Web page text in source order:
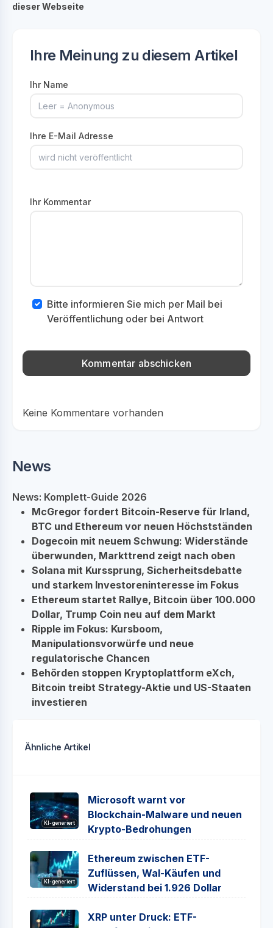
dieser Webseite
Ihre Meinung zu diesem Artikel
Ihr Name
Ihre E-Mail Adresse
Ihr Kommentar
Bitte informieren Sie mich per Mail bei
Veröffentlichung oder bei Antwort
Keine Kommentare vorhanden
News
News: Komplett-Guide 2026
McGregor fordert Bitcoin-Reserve für Irland,
BTC und Ethereum vor neuen Höchstständen
Dogecoin mit neuem Schwung: Widerstände
überwunden, Markttrend zeigt nach oben
Solana mit Kurssprung, Sicherheitsdebatte
und starkem Investoreninteresse im Fokus
Ethereum startet Rallye, Bitcoin über 100.000
Dollar, Trump Coin neu auf dem Markt
Ripple im Fokus: Kursboom,
Manipulationsvorwürfe und neue
regulatorische Chancen
Behörden stoppen Kryptoplattform eXch,
Bitcoin treibt Strategy-Aktie und US-Staaten
investieren
Ähnliche Artikel
KI-generiert
Microsoft warnt vor
Blockchain-Malware und neuen
Krypto-Bedrohungen
KI-generiert
Ethereum zwischen ETF-
Zuflüssen, Wal-Käufen und
Widerstand bei 1.926 Dollar
XRP unter Druck: ETF-